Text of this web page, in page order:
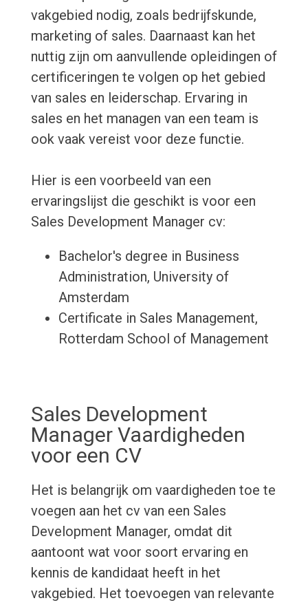
vakgebied nodig, zoals bedrijfskunde,
marketing of sales. Daarnaast kan het
nuttig zijn om aanvullende opleidingen of
certificeringen te volgen op het gebied
van sales en leiderschap. Ervaring in
sales en het managen van een team is
ook vaak vereist voor deze functie.
Hier is een voorbeeld van een
ervaringslijst die geschikt is voor een
Sales Development Manager cv:
Bachelor's degree in Business
Administration, University of
Amsterdam
Certificate in Sales Management,
Rotterdam School of Management
Sales Development
Manager Vaardigheden
voor een CV
Het is belangrijk om vaardigheden toe te
voegen aan het cv van een Sales
Development Manager, omdat dit
aantoont wat voor soort ervaring en
kennis de kandidaat heeft in het
vakgebied. Het toevoegen van relevante